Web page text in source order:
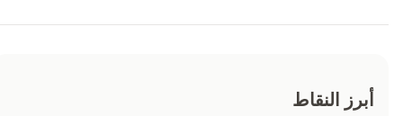
أبرز النقاط